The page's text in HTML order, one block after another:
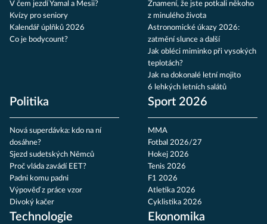
V čem jezdí Yamal a Mesii?
Kvízy pro seniory
Kalendář úplňků 2026
Co je bodycount?
Znamení, že jste potkali někoho
z minulého života
Astronomické úkazy 2026:
zatmění slunce a další
Jak obléci miminko při vysokých
teplotách?
Jak na dokonalé letní mojito
6 lehkých letních salátů
Politika
Nová superdávka: kdo na ní
dosáhne?
Sjezd sudetských Němců
Proč vláda zavádí EET?
Padni komu padni
Výpověď z práce vzor
Divoký kačer
Sport 2026
MMA
Fotbal 2026/27
Hokej 2026
Tenis 2026
F1 2026
Atletika 2026
Cyklistika 2026
Technologie Ekonomika